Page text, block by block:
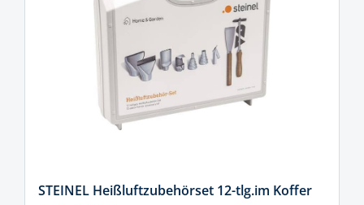
STEINEL Heißluftzubehörset 12-tlg.im Koffer